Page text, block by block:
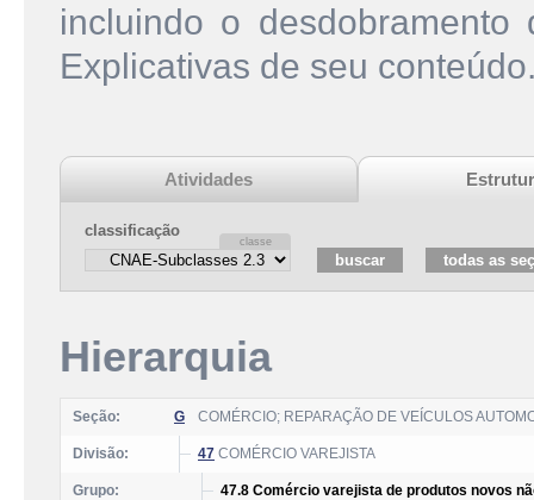
incluindo o
Explicativas de seu
Atividades
classificação
Hierarquia
Seção: G COMÉRCIO; REPARAÇÃO DE VEÍCULOS
Divisão: 47 COMÉRCIO VAREJISTA
Grupo: 47.8 Comércio varejista de produtos novos